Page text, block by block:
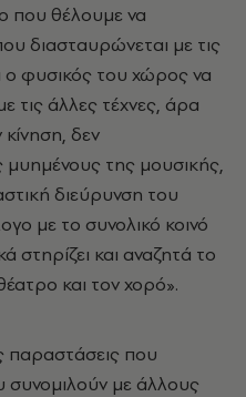
που θέλουμε να
διασταυρώνεται με τις
ο φυσικός του χώρος να
τις άλλες τέχνες, άρα
δεν
της μουσικής,
διεύρυνση του
με το συνολικό κοινό
στηρίζει και αναζητά το
και τον χορό».
παραστάσεις που
με άλλους